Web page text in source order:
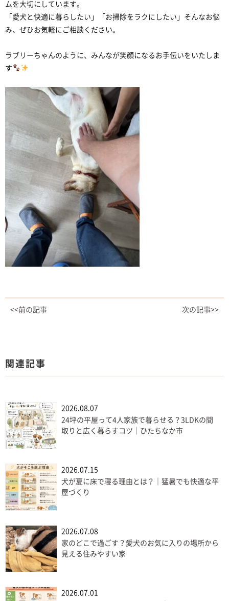
ムを大切にしています。
「愛犬と快適に暮らしたい」「お掃除をラクにしたい」そんなお悩
み、ぜひお気軽にご相談ください。
ラブリーちゃんのように、みんなが笑顔になるお手伝いをいたしま
す
<<前の記事 次の記事>>
関連記事
2026.08.07
24坪の平屋って4人家族で暮らせる？3LDKの間
取りと広く暮らすコツ｜ひたちなか市
2026.07.15
犬が夏に床で寝る理由とは？｜猛暑でも快適な平
屋づくり
2026.07.08
家のどこで過ごす？愛犬のお気に入りの場所から
見える住みやすい家
2026.07.01